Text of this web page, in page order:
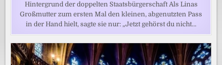
Hintergrund der doppelten Staatsbürgerschaft Als Linas
Großmutter zum ersten Mal den kleinen, abgenutzten Pass
in der Hand hielt, sagte sie nur: „Jetzt gehörst du nicht…